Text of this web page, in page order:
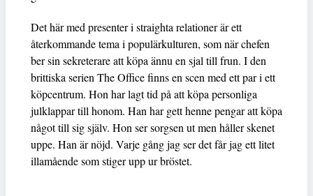
Det här med presenter i straighta relationer är ett
återkommande tema i populärkulturen, som när chefen
ber sin sekreterare att köpa ännu en sjal till frun. I den
brittiska serien The Office finns en scen med ett par i ett
köpcentrum. Hon har lagt tid på att köpa personliga
julklappar till honom. Han har gett henne pengar att köpa
något till sig själv. Hon ser sorgsen ut men håller skenet
uppe. Han är nöjd. Varje gång jag ser det får jag ett litet
illamående som stiger upp ur bröstet.